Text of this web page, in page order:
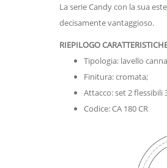
La serie Candy con la sua
decisamente vantaggioso.
RIEPILOGO
Tipologia: lavello
Finitura: cromata;
Attacco: set 2 flessibili
Codice: CA 180 CR